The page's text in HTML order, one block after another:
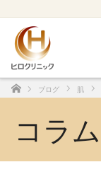
ホーム
ブログ 肌
コラム